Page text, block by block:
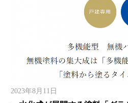
2023年8月11日